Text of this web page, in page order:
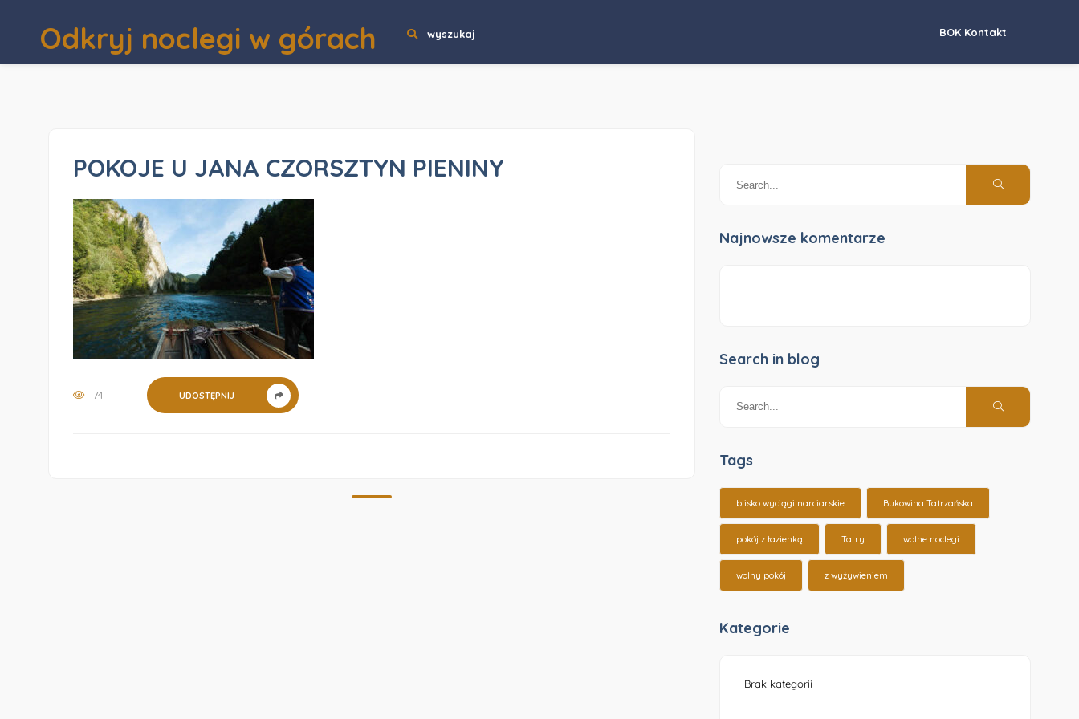
Odkryj noclegi w górach wyszukaj BOK Kontakt
POKOJE U JANA CZORSZTYN PIENINY
74 UDOSTĘPNIJ
Najnowsze komentarze
Search in blog
Tags
blisko wyciągi narciarskie Bukowina Tatrzańska
pokój z łazienką Tatry wolne noclegi
wolny pokój z wyżywieniem
Kategorie
Brak kategorii